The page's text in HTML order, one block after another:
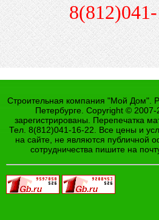
Строительная компания "Мой Дом".
Петербурге. Copyright ©
зарегистрированы. Перепечатка
Тел. 8(812)041-16-22. Все цены и
на сайте, не являются публичной
сотрудничества пишите на